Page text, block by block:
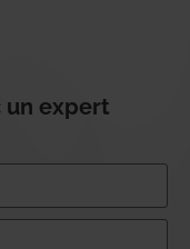
un expert